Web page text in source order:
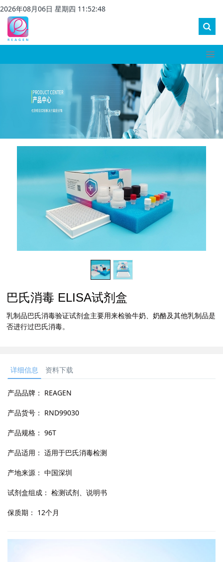
2026年08月06日 星期四 11 :52:48
巴氏消毒 ELISA试剂盒
乳制品巴氏消毒验证试剂盒主要用来检验牛奶、奶酪及其他乳制品是
否进行过巴氏消毒。
详细信息 资料下载
产品品牌： REAGEN
产品货号： RND99030
产品规格： 96T
产品适用： 适用于巴氏消毒检测
产地来源： 中国深圳
试剂盒组成： 检测试剂、说明书
保质期： 12个月